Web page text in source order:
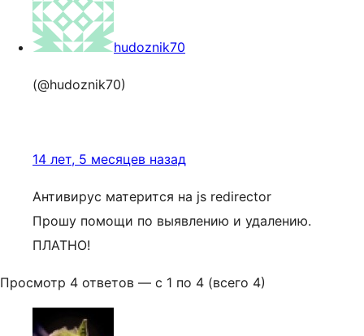
hudoznik70
(@hudoznik70)
14 лет, 5 месяцев назад
Антивирус матерится на js redirector
Прошу помощи по выявлению и удалению.
ПЛАТНО!
Просмотр 4 ответов — с 1 по 4 (всего 4)